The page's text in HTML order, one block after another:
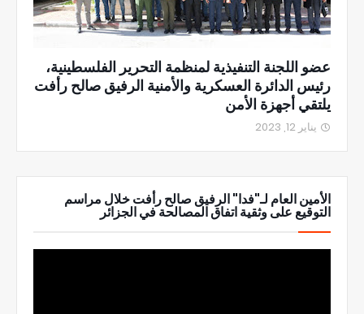
عضو اللجنة التنفيذية لمنظمة التحرير الفلسطينية،
رئيس الدائرة العسكرية والأمنية الرفيق صالح رأفت
يلتقي أجهزة الأمن
يناير 12, 2023
الأمين العام لـ"فدا" الرفيق صالح رأفت خلال مراسم
التوقيع على وثقية اتفاق المصالحة في الجزائر